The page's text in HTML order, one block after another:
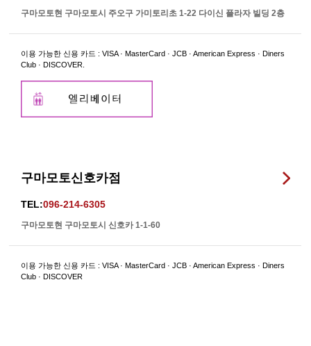
구마모토현 구마모토시 주오구 가미토리초 1-22 다이신 플라자 빌딩 2층
이용 가능한 신용 카드 : VISA · MasterCard · JCB · American Express · Diners
Club · DISCOVER.
구마모토신호카점
TEL:096-214-6305
구마모토현 구마모토시 신호카 1-1-60
이용 가능한 신용 카드 : VISA · MasterCard · JCB · American Express · Diners
Club · DISCOVER